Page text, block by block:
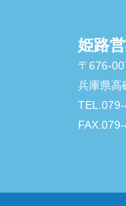
姫路
〒676-
兵庫県高